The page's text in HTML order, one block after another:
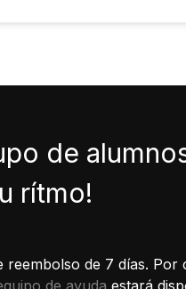
de
rítmo!
reembolso de 7 días. Por
de ayuda estará